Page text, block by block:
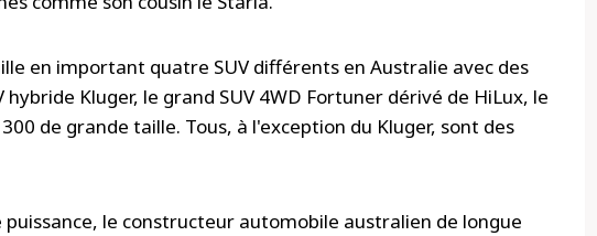
en important quatre SUV différents en Australie avec des
Kluger, le grand SUV 4WD Fortuner dérivé de HiLux, le
de grande taille. Tous, à l'exception du Kluger, sont des
puissance, le constructeur automobile australien de longue